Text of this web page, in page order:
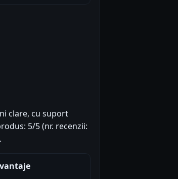
clare, cu suport
5/5 (nr. recenzii: